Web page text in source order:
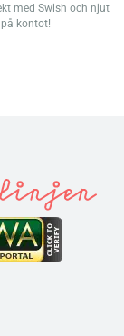
med Swish och njut
kontot!